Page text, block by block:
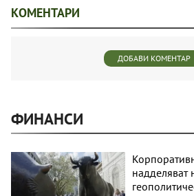
КОМЕНТАРИ
ДОБАВИ КОМЕНТАР
ФИНАНСИ
надделяват